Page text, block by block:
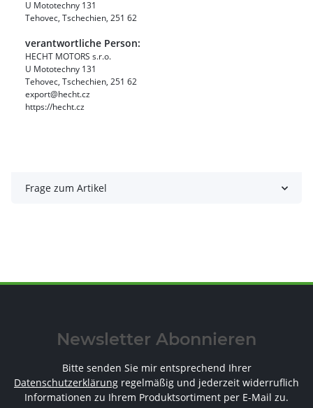
U Mototechny 131
Tehovec, Tschechien, 251 62
verantwortliche Person:
HECHT MOTORS s.r.o.
U Mototechny 131
Tehovec, Tschechien, 251 62
export@hecht.cz
https://hecht.cz
Frage zum Artikel
Newsletter Abonnieren
Bitte senden Sie mir entsprechend Ihrer
Datenschutzerklärung regelmäßig und jederzeit widerruflich
Informationen zu Ihrem Produktsortiment per E-Mail zu.